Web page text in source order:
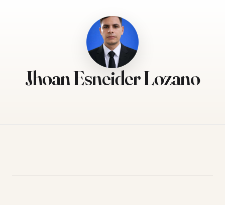
Jhoan Esneider Lozano